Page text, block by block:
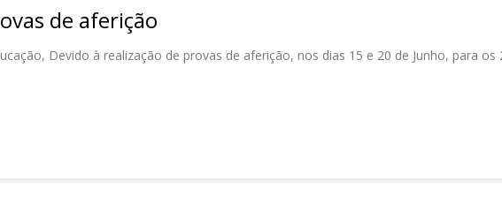
de aferição
Devido à realização de provas de aferição, nos dias 15 e 20 de Junho, para